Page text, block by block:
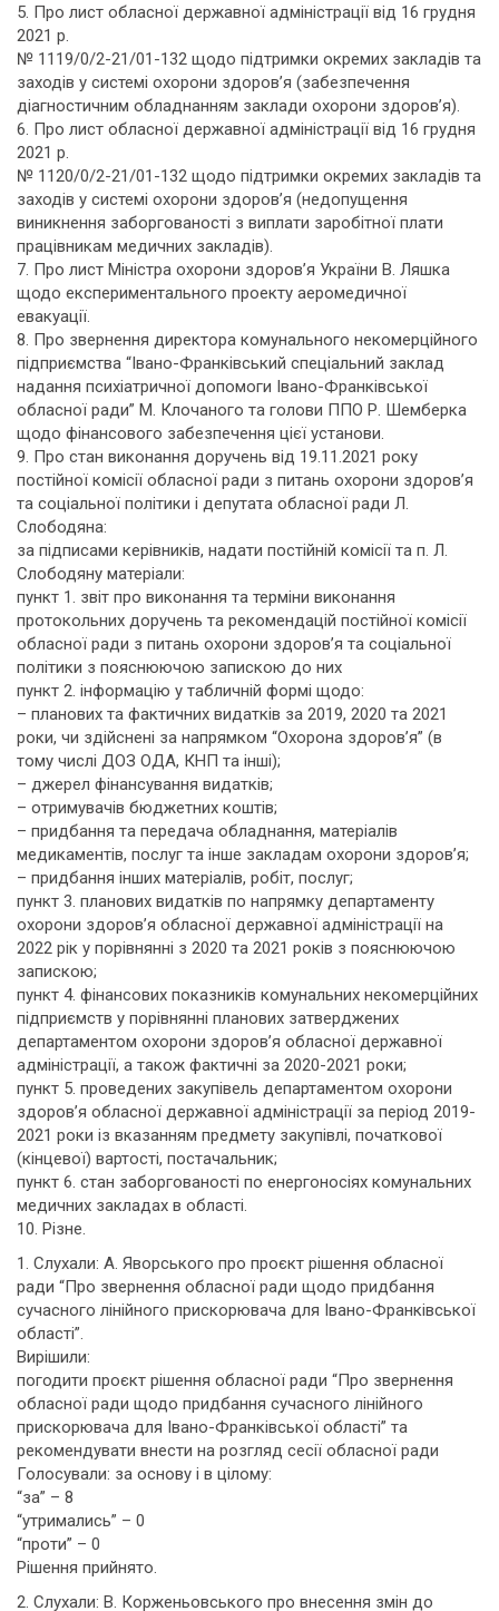
5. Про лист обласної державної адміністрації від 16 грудня
2021 р.
№ 1119/0/2-21/01-132 щодо підтримки окремих закладів та
заходів у системі охорони здоров’я (забезпечення
діагностичним обладнанням заклади охорони здоров’я).
6. Про лист обласної державної адміністрації від 16 грудня
2021 р.
№ 1120/0/2-21/01-132 щодо підтримки окремих закладів та
заходів у системі охорони здоров’я (недопущення
виникнення заборгованості з виплати заробітної плати
працівникам медичних закладів).
7. Про лист Міністра охорони здоров’я України В. Ляшка
щодо експериментального проекту аеромедичної
евакуації.
8. Про звернення директора комунального некомерційного
підприємства “Івано-Франківський спеціальний заклад
надання психіатричної допомоги Івано-Франківської
обласної ради” М. Клочаного та голови ППО Р. Шемберка
щодо фінансового забезпечення цієї установи.
9. Про стан виконання доручень від 19.11.2021 року
постійної комісії обласної ради з питань охорони здоров’я
та соціальної політики і депутата обласної ради Л.
Слободяна:
за підписами керівників, надати постійній комісії та п. Л.
Слободяну матеріали:
пункт 1. звіт про виконання та терміни виконання
протокольних доручень та рекомендацій постійної комісії
обласної ради з питань охорони здоров’я та соціальної
політики з пояснюючою запискою до них
пункт 2. інформацію у табличній формі щодо:
– планових та фактичних видатків за 2019, 2020 та 2021
роки, чи здійснені за напрямком “Охорона здоров’я” (в
тому числі ДОЗ ОДА, КНП та інші);
– джерел фінансування видатків;
– отримувачів бюджетних коштів;
– придбання та передача обладнання, матеріалів
медикаментів, послуг та інше закладам охорони здоров’я;
– придбання інших матеріалів, робіт, послуг;
пункт 3. планових видатків по напрямку департаменту
охорони здоров’я обласної державної адміністрації на
2022 рік у порівнянні з 2020 та 2021 років з пояснюючою
запискою;
пункт 4. фінансових показників комунальних некомерційних
підприємств у порівнянні планових затверджених
департаментом охорони здоров’я обласної державної
адміністрації, а також фактичні за 2020-2021 роки;
пункт 5. проведених закупівель департаментом охорони
здоров’я обласної державної адміністрації за період 2019-
2021 роки із вказанням предмету закупівлі, початкової
(кінцевої) вартості, постачальник;
пункт 6. стан заборгованості по енергоносіях комунальних
медичних закладах в області.
10. Різне.
1. Слухали: А. Яворського про проєкт рішення обласної
ради “Про звернення обласної ради щодо придбання
сучасного лінійного прискорювача для Івано-Франківської
області”.
Вирішили:
погодити проєкт рішення обласної ради “Про звернення
обласної ради щодо придбання сучасного лінійного
прискорювача для Івано-Франківської області” та
рекомендувати внести на розгляд сесії обласної ради
Голосували: за основу і в цілому:
“за” – 8
“утримались” – 0
“проти” – 0
Рішення прийнято.
2. Слухали: В. Корженьовського про внесення змін до